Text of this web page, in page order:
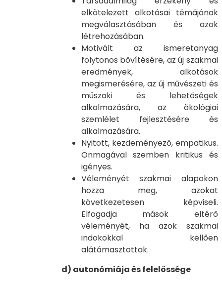
elkötelezett alkotásai témájának
megválasztásában és azok
létrehozásában.
Motivált az ismeretanyag
folytonos bővítésére, az új szakmai
eredmények, alkotások
megismerésére, az új művészeti és
műszaki és lehetőségek
alkalmazására, az ökológiai
szemlélet fejlesztésére és
alkalmazására.
Nyitott, kezdeményező, empatikus.
Önmagával szemben kritikus és
igényes.
Véleményét szakmai alapokon
hozza meg, azokat
következetesen képviseli.
Elfogadja mások eltérő
véleményét, ha azok szakmai
indokokkal kellően
alátámasztottak.
d) autonómiája és felelőssége